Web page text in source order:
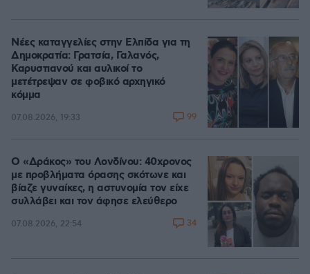
Νέες καταγγελίες στην Ελπίδα για τη
Δημοκρατία: Γρατσία, Γαλανός,
Καρυστιανού και αυλικοί το
μετέτρεψαν σε φοβικό αρχηγικό
κόμμα
07.08.2026, 19:33 99
Ο «Δράκος» του Λονδίνου: 40χρονος
με προβλήματα όρασης σκότωνε και
βίαζε γυναίκες, η αστυνομία τον είχε
συλλάβει και τον άφησε ελεύθερο
07.08.2026, 22:54 34